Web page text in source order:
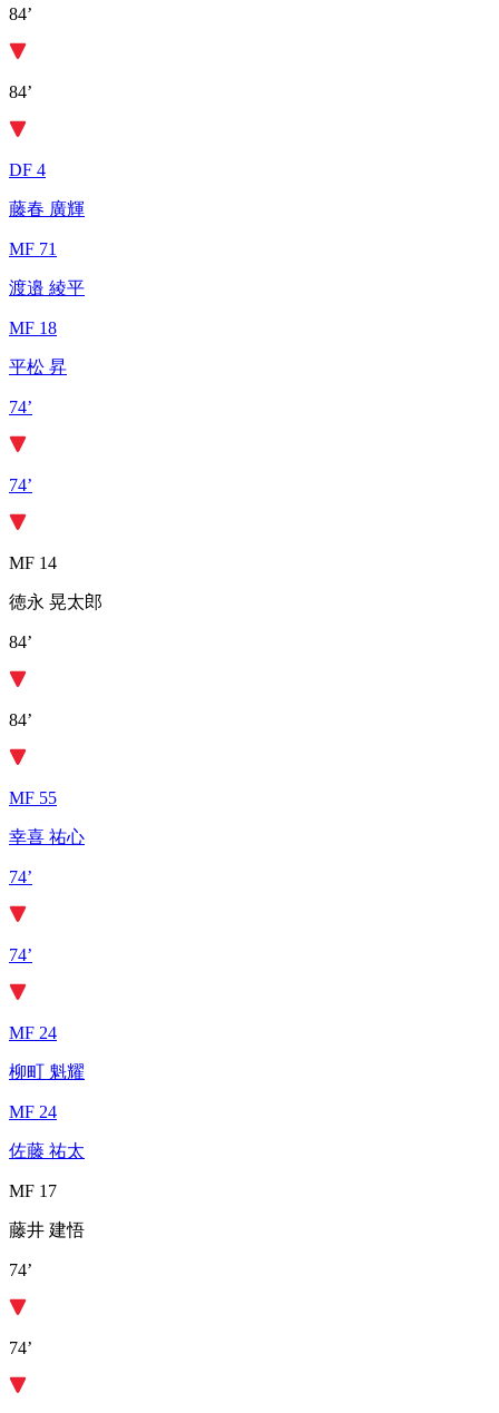
84’
84’
DF 4
藤春 廣輝
MF 71
渡邉 綾平
MF 18
平松 昇
74’
74’
MF 14
徳永 晃太郎
84’
84’
MF 55
幸喜 祐心
74’
74’
MF 24
柳町 魁耀
MF 24
佐藤 祐太
MF 17
藤井 建悟
74’
74’